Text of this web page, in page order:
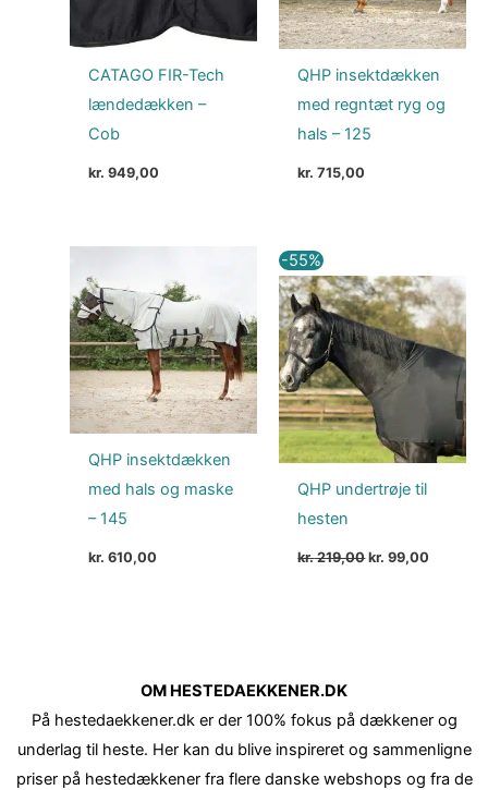
CATAGO FIR-Tech
lændedækken –
Cob
kr. 949,00
QHP insektdækken
med regntæt ryg og
hals – 125
kr. 715,00
QHP insektdækken
med hals og maske
– 145
kr. 610,00
-55%
QHP undertrøje til
hesten
kr.219,00
pris
var:
kr. 219,00.
kr. 99,00
pris
er:
kr.
OM HESTEDAEKKENER.DK
På hestedaekkener.dk er der 100% fokus på dækkener og
underlag til heste. Her kan du blive inspireret og sammenligne
priser på hestedækkener fra flere danske webshops og fra de